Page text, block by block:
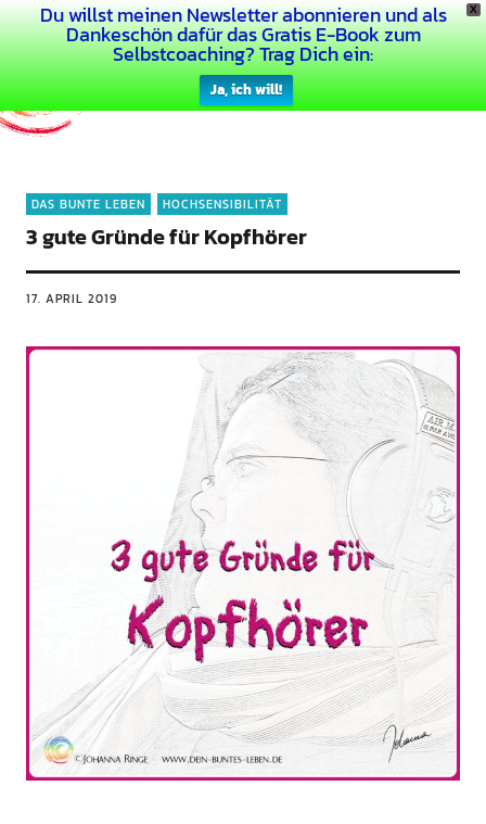
X
Du willst meinen Newsletter abonnieren und als
Dankeschön dafür das Gratis E-Book zum
Selbstcoaching? Trag Dich ein:
Ja, ich will!
Dein Buntes Leben
DAS BUNTE LEBEN HOCHSENSIBILITÄT
3 gute Gründe für Kopfhörer
17. APRIL 2019